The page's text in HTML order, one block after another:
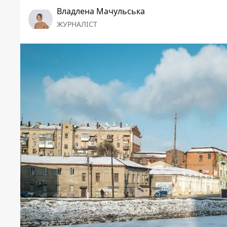
Владлена Мачульська
ЖУРНАЛІСТ